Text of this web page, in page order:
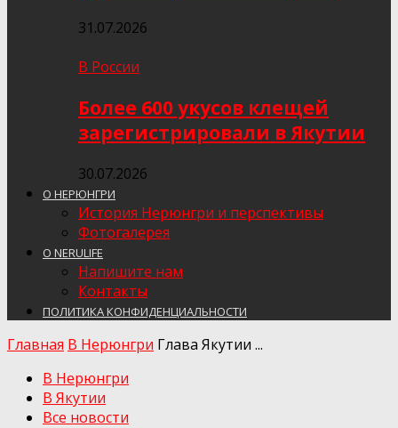
31.07.2026
В России
Более 600 укусов клещей
зарегистрировали в Якутии
30.07.2026
О НЕРЮНГРИ
История Нерюнгри и перспективы
Фотогалерея
О NERULIFE
Напишите нам
Контакты
ПОЛИТИКА КОНФИДЕНЦИАЛЬНОСТИ
Главная В Нерюнгри Глава Якутии ...
В Нерюнгри
В Якутии
Все новости